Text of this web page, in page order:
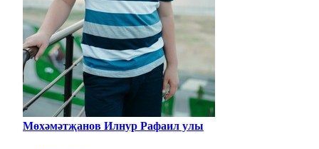
Мөхәмәтҗанов Илнур Рафаил улы